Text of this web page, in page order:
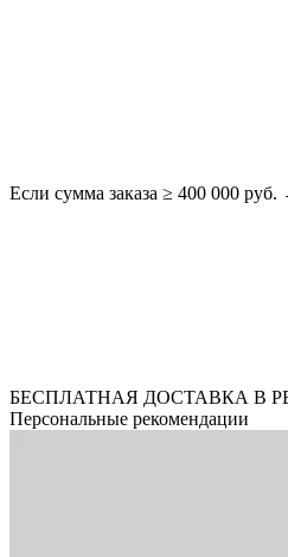
Если сумма заказа ≥ 400 000
БЕСПЛАТНАЯ ДОСТАВКА В
Персональные рекомендации